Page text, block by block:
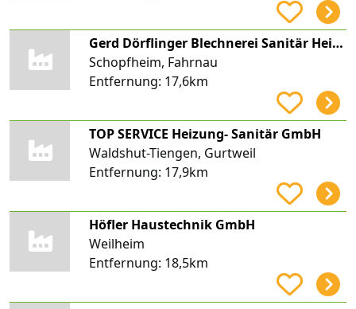
Gerd Dörflinger Blechnerei Sanitär Heizung
Schopfheim, Fahrnau
Entfernung: 17,6km
TOP SERVICE Heizung- Sanitär GmbH
Waldshut-Tiengen, Gurtweil
Entfernung: 17,9km
Höfler Haustechnik GmbH
Weilheim
Entfernung: 18,5km